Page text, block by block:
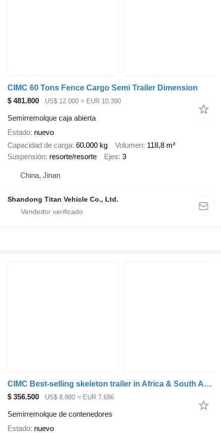
CIMC 60 Tons Fence Cargo Semi Trailer Dimension
$ 481.800
US$ 12.000 ≈ EUR 10.390
Semirremolque caja abierta
Estado nuevo
Capacidad de carga 60.000 kg Volumen 118,8 m³
Suspensión resorte/resorte Ejes 3
China, Jinan
Shandong Titan Vehicle Co., Ltd.
CIMC Best-selling skeleton trailer in Africa & South America
$ 356.500 US$ 8.880 ≈ EUR 7.686
Semirremolque de contenedores
Estado nuevo